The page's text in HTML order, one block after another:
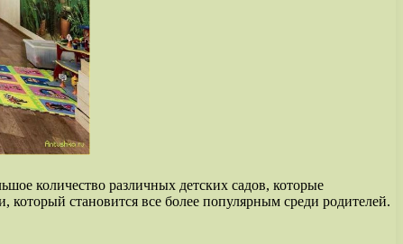
количество различных детских садов, которые
становится все более популярным среди родителей.